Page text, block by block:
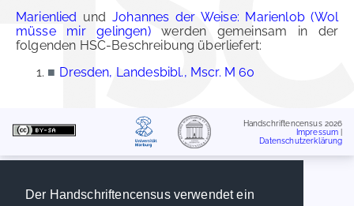
Der Handschriftencensus verwendet ein
Marienlied undJohannes der Weise: Marienlob (Wol
müsse mir gelingen)werden gemeinsam in der
folgenden HSC-Beschreibung überliefert:
■ Dresden, Landesbibl., Mscr. M 60
Handschriftencensus 2026
Impressum
Datenschutzerklärung